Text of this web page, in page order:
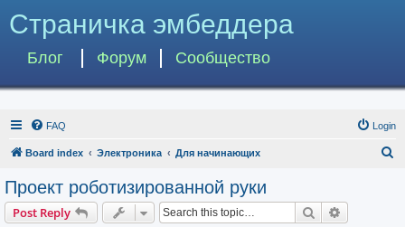
Страничка эмбеддера
Блог Форум Сообщество
FAQ Login
Board index Электроника Для начинающих
Проект роботизированной руки
Post Reply Search